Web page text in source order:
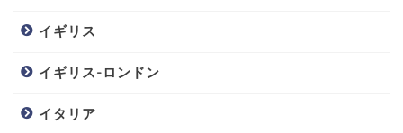
イギリス
イギリス-ロンドン
イタリア